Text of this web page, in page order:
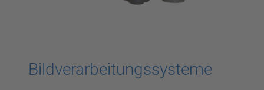
Bildverarbeitungssysteme